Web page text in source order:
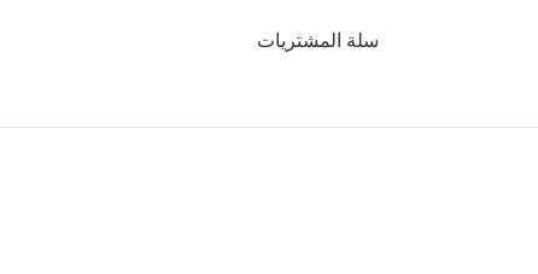
سلة المشتريات